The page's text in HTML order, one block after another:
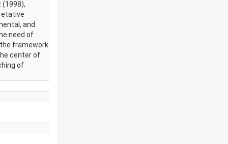
and
need of
framework
center of
of